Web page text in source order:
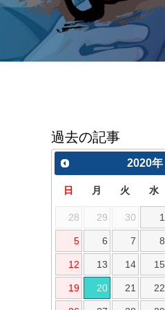
過去の記事
2020年
日 月 火 水
28 29 30 1
5 6 7 8
12 13 14 15
19 20 21 22